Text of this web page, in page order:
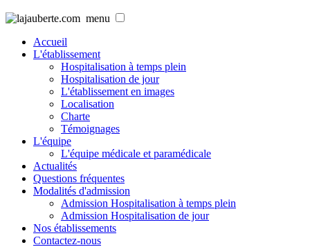
menu
Accueil
L'établissement
Hospitalisation à temps plein
Hospitalisation de jour
L'établissement en images
Localisation
Charte
Témoignages
L'équipe
L'équipe médicale et paramédicale
Actualités
Questions fréquentes
Modalités d'admission
Admission Hospitalisation à temps plein
Admission Hospitalisation de jour
Nos établissements
Contactez-nous